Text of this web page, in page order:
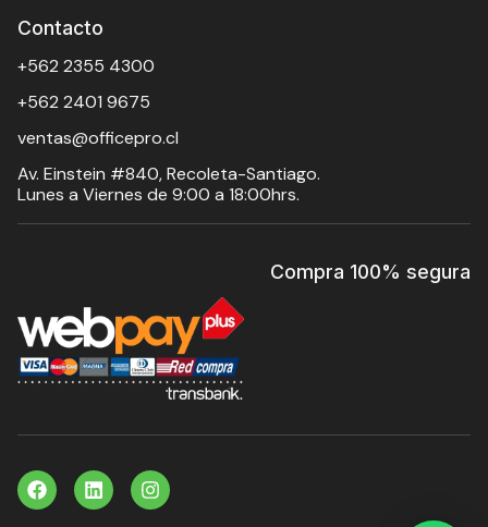
Contacto
+562 2355 4300
+562 2401 9675
ventas@officepro.cl
Av. Einstein #840, Recoleta-Santiago.
Lunes a Viernes de 9:00 a 18:00hrs.
Compra 100% segura